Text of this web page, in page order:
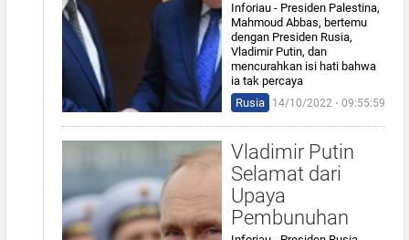
Inforiau - Presiden Palestina,
Mahmoud Abbas, bertemu
dengan Presiden Rusia,
Vladimir Putin, dan
mencurahkan isi hati bahwa
ia tak percaya
Rusia
14/10/2022 ⋅ 09:55:59
Vladimir Putin
Selamat dari
Upaya
Pembunuhan